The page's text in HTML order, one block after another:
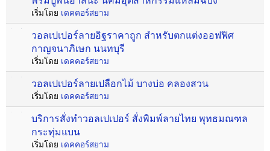
เริ่มโดย เดคคอร์สยาม
วอลเปเปอร์ลายอิฐราคาถูก สำหรับตกแต่งออฟฟิศ
กาญจนาภิเษก นนทบุรี
เริ่มโดย เดคคอร์สยาม
วอลเปเปอร์ลายเปลือกไม้ บางบ่อ คลองสวน
เริ่มโดย เดคคอร์สยาม
บริการสั่งทำวอลเปเปอร์ สั่งพิมพ์ลายไทย พุทธมณฑล
กระทุ่มแบน
เริ่มโดย เดคคอร์สยาม